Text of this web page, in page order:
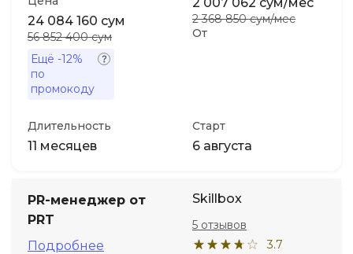
24 084 160 сум
56 852 400 сум
Ещё -12%
по
промокоду
От
2 368 850 сум/мес
Длительность
11 месяцев
Старт
6 августа
PR-менеджер от
PRT
Подробнее
Skillbox
3.7
5 отзывов